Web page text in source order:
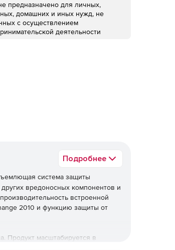
предназначено для личных,
домашних и иных нужд, не
с осуществлением
деятельности
Подробнее
система защиты
вредоносных компонентов и
встроенной
2010 и функцию защиты от
Продукт масштабируется в